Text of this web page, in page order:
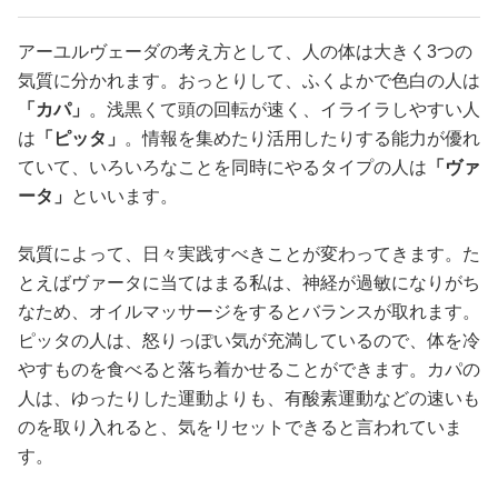
アーユルヴェーダの考え方として、人の体は大きく3つの
気質に分かれます。おっとりして、ふくよかで色白の人は
「カパ」
。浅黒くて頭の回転が速く、イライラしやすい人
は 「ピッタ」
。情報を集めたり活用したりする能力が優れ
ていて、いろいろなことを同時にやるタイプの人は 「ヴァ
ータ」
といいます。
気質によって、日々実践すべきことが変わってきます。た
とえばヴァータに当てはまる私は、神経が過敏になりがち
なため、オイルマッサージをするとバランスが取れます。
ピッタの人は、怒りっぽい気が充満しているので、体を冷
やすものを食べると落ち着かせることができます。カパの
人は、ゆったりした運動よりも、有酸素運動などの速いも
のを取り入れると、気をリセットできると言われていま
す。